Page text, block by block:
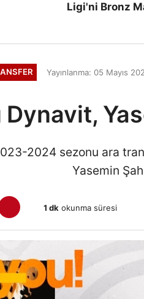
Ligi'ni Bronz
Yayınlanma: 05 Mayıs
Dynavit,
2024 sezonu ara
Yasemin
1 dk okunma süresi